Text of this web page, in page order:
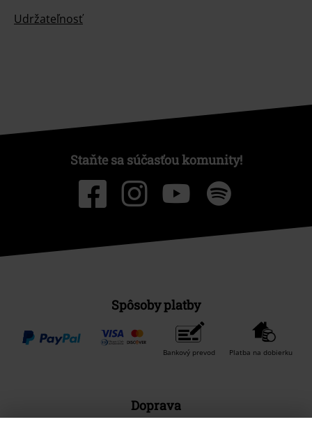
Udržateľnosť
Staňte sa súčasťou komunity!
Spôsoby platby
Bankový prevod Platba na dobierku
Doprava